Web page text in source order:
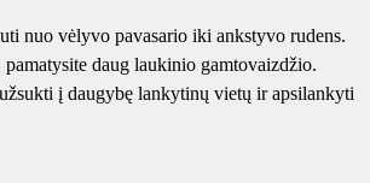
nuo vėlyvo pavasario iki ankstyvo rudens.
daug laukinio gamtovaizdžio.
į daugybę lankytinų vietų ir apsilankyti